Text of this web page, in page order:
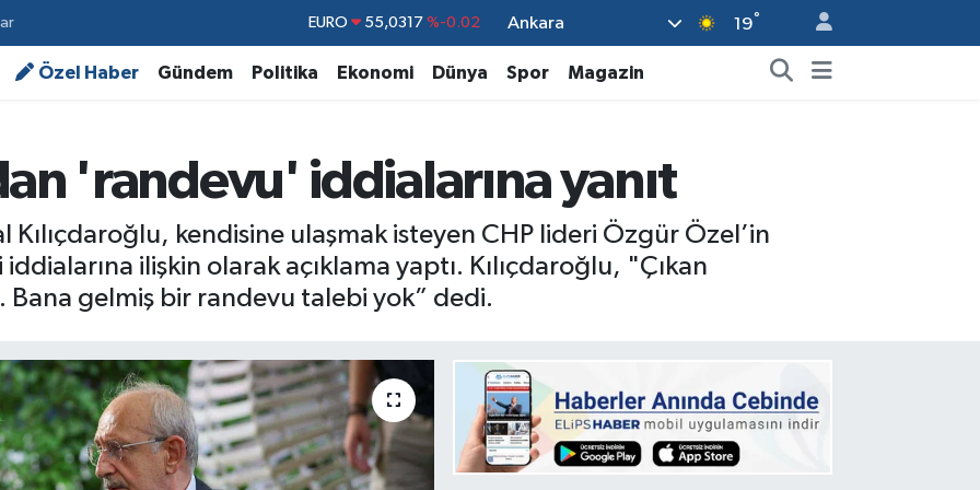
STERLİN 64,2463 %0.07
GRAM ALTIN 6510.40 %0.45
DOLAR 47,7143 %0.16
Ankara 19°
Özel Haber Gündem Politika Ekonomi Dünya Spor Magazin
'randevu' iddialarına yanıt
Kılıçdaroğlu, kendisine ulaşmak isteyen CHP lideri Özgür Özel’in
ilişkin olarak açıklama yaptı. Kılıçdaroğlu, "Çıkan
gelmiş bir randevu talebi yok” dedi.